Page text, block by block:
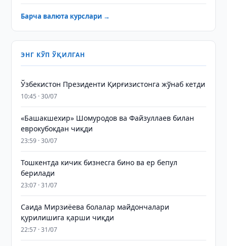
Барча валюта курслари →
ЭНГ КЎП ЎҚИЛГАН
Ўзбекистон Президенти Қирғизистонга жўнаб кетди
10:45 · 30/07
«Башакшехир» Шомуродов ва Файзуллаев билан
еврокубокдан чиқди
23:59 · 30/07
Тошкентда кичик бизнесга бино ва ер бепул
берилади
23:07 · 31/07
Саида Мирзиёева болалар майдончалари
қурилишига қарши чиқди
22:57 · 31/07